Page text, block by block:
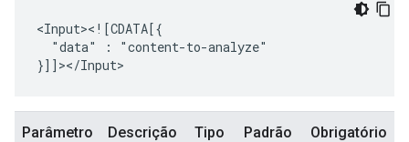
"data"
:
"content-to-analyze"
Parâmetro Descrição Tipo Padrão Obrigatório